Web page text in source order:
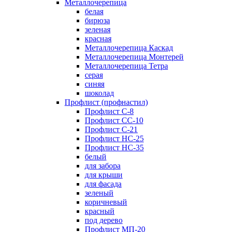
Металлочерепица
белая
бирюза
зеленая
красная
Металлочерепица Каскад
Металлочерепица Монтерей
Металлочерепица Тетра
серая
синяя
шоколад
Профлист (профнастил)
Профлист С-8
Профлист СС-10
Профлист C-21
Профлист НС-25
Профлист НС-35
белый
для забора
для крыши
для фасада
зеленый
коричневый
красный
под дерево
Профлист МП-20